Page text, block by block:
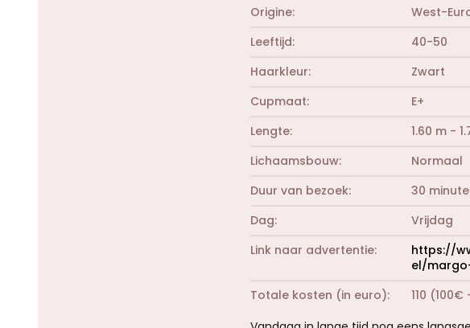
Origine
West-
Leeftijd
40-50
Haarkleur
Zwart
Cupmaat
E+
Lengte
1.60 m -
Lichaamsbouw
Normaal
Duur van bezoek
30
Dag
Vrijdag
Link naar advertentie
https://
el/
Totale kosten (in euro)
110